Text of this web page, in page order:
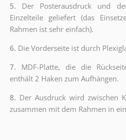
5. Der Posterausdruck und
Einzelteile geliefert (das
Rahmen ist sehr einfach).
6. Die Vorderseite ist durch
7. MDF-Platte, die die
enthält 2 Haken zum Aufhängen.
8. Der Ausdruck wird zwischen
zusammen mit dem Rahmen in